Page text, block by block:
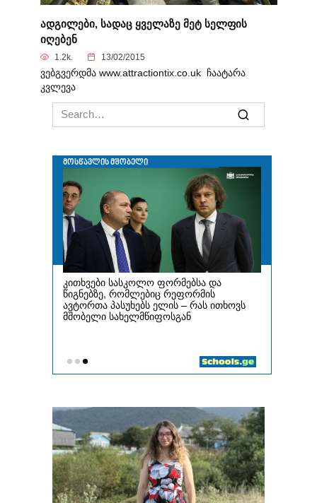
ადგილები, სადაც ყველაზე მეტ სელფის
იღებენ
1.2k. 13/02/2015
ვებგვერდმა www.attractiontix.co.uk ჩაატარა
კვლევა
Search
for: